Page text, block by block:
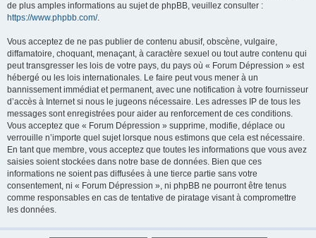
de plus amples informations au sujet de phpBB, veuillez consulter :
https://www.phpbb.com/.
Vous acceptez de ne pas publier de contenu abusif, obscène, vulgaire,
diffamatoire, choquant, menaçant, à caractère sexuel ou tout autre contenu qui
peut transgresser les lois de votre pays, du pays où « Forum Dépression » est
hébergé ou les lois internationales. Le faire peut vous mener à un
bannissement immédiat et permanent, avec une notification à votre fournisseur
d’accès à Internet si nous le jugeons nécessaire. Les adresses IP de tous les
messages sont enregistrées pour aider au renforcement de ces conditions.
Vous acceptez que « Forum Dépression » supprime, modifie, déplace ou
verrouille n’importe quel sujet lorsque nous estimons que cela est nécessaire.
En tant que membre, vous acceptez que toutes les informations que vous avez
saisies soient stockées dans notre base de données. Bien que ces
informations ne soient pas diffusées à une tierce partie sans votre
consentement, ni « Forum Dépression », ni phpBB ne pourront être tenus
comme responsables en cas de tentative de piratage visant à compromettre
les données.